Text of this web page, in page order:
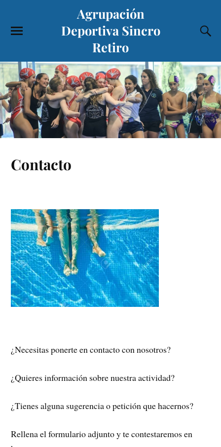
Agrupación
Deportiva Sincro
Retiro
Contacto
¿Necesitas ponerte en contacto con nosotros?
¿Quieres información sobre nuestra actividad?
¿Tienes alguna sugerencia o petición que hacernos?
Rellena el formulario adjunto y te contestaremos en